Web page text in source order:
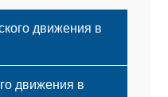
движения в
движения в